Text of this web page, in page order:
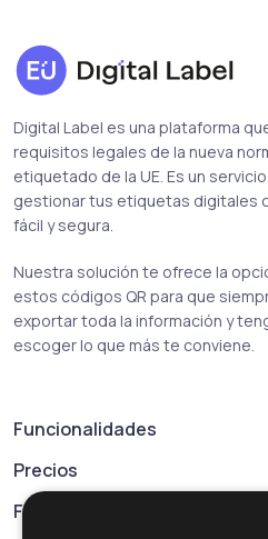
Digital Label es una plataforma
requisitos legales de la nueva
etiquetado de la UE. Es un
gestionar tus etiquetas digitales
fácil y segura.
Nuestra solución te ofrece la
estos códigos QR para que
exportar toda la información y
escoger lo que más te conviene.
Funcionalidades
Precios
FAQ